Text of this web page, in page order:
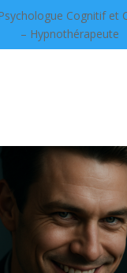
Cognitif et
– Hypnothérapeute